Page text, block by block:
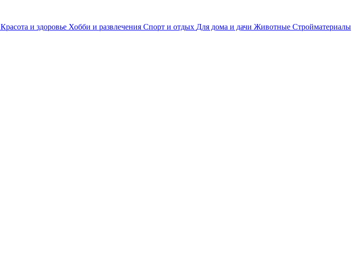
Красота и здоровье Хобби и развлечения Спорт и отдых Для дома и дачи Животные Стройматериалы